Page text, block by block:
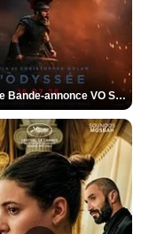
L'Odyssée Bande-annonce VO STFR